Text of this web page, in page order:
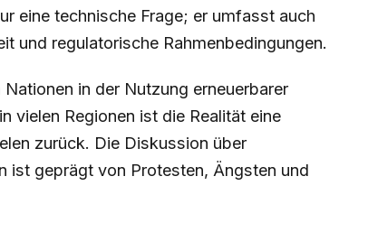
eine technische Frage; er umfasst auch
und regulatorische Rahmenbedingungen.
in der Nutzung erneuerbarer
vielen Regionen ist die Realität eine
zurück. Die Diskussion über
ist geprägt von Protesten, Ängsten und